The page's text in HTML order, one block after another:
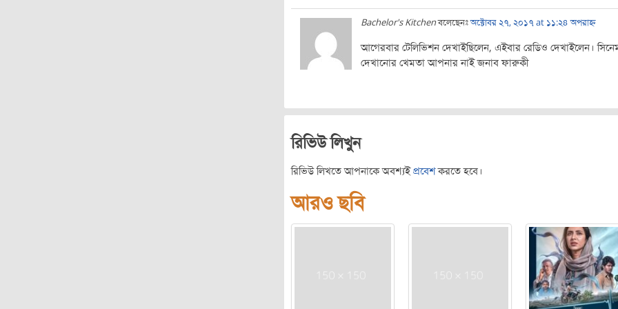
Bachelor's Kitchenবলেছেনঃঅক্টোবর ২৭, ২০১৭ at ১১:২৪ অপরাহ্ন
আগেরবার টেলিভিশন দেখাইছিলেন, এইবার রেডিও দেখাইলেন।
দেখানোর খেমতা আপনার নাই জনাব ফারুকী
রিভিউ লিখুন
রিভিউ লিখতে আপনাকে অবশ্যইপ্রবেশকরতে হবে।
আরও ছবি